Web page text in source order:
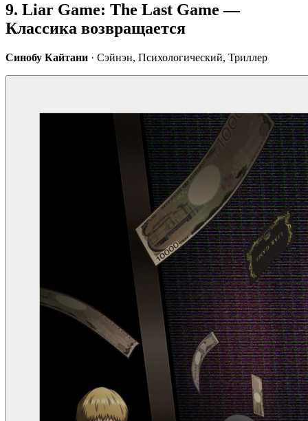
9. Liar Game: The Last Game —
Классика возвращается
Синобу Кайтани · Сэйнэн, Психологический, Триллер